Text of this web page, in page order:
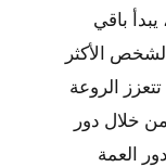
باقي
الأكثر
الروعة
الموسمية لـ Single All The Way من خلال دور
العمة